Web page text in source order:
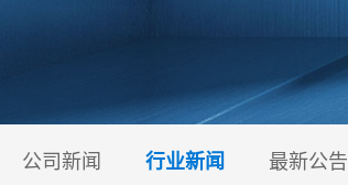
公司新闻 行业新闻 最新公告